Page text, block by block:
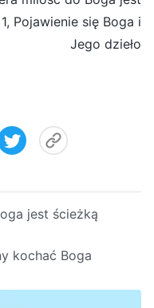
Pojawienie się Boga i
Jego dzieło
jest ścieżką
kochać Boga